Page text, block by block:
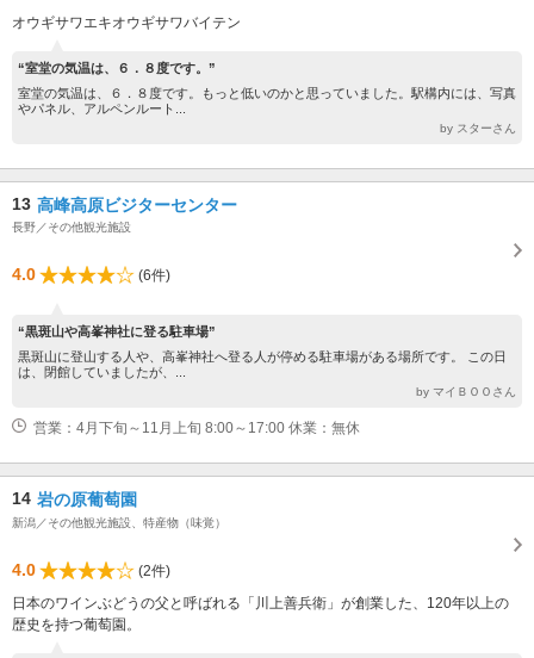
オウギサワエキオウギサワバイテン
“室堂の気温は、６．８度です。”
室堂の気温は、６．８度です。もっと低いのかと思っていました。駅構内には、写真
やパネル、アルペンルート...
by スターさん
13 高峰高原ビジターセンター
長野／その他観光施設
4.0 (6件)
“黒斑山や高峯神社に登る駐車場”
黒斑山に登山する人や、高峯神社へ登る人が停める駐車場がある場所です。 この日
は、閉館していましたが、...
by マイＢＯＯさん
営業：4月下旬～11月上旬 8:00～17:00 休業：無休
14 岩の原葡萄園
新潟／その他観光施設、特産物（味覚）
4.0
(2件)
日本のワインぶどうの父と呼ばれる「川上善兵衛」が創業した、120年以上の
歴史を持つ葡萄園。